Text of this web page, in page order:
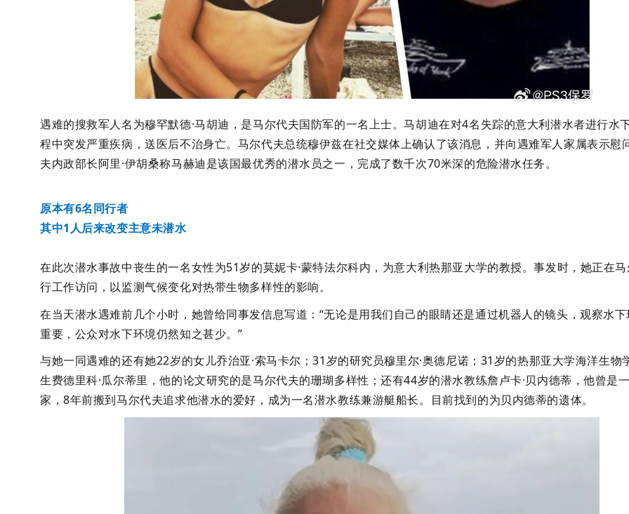
遇难的搜救军人名为穆罕默德·马胡迪，是马尔代夫国防军的一名上士。马胡迪在对4名失踪的意大利潜水者进行水
程中突发严重疾病，送医后不治身亡。马尔代夫总统穆伊兹在社交媒体上确认了该消息，并向遇难军人家属表示慰
夫内政部长阿里·伊胡桑称马赫迪是该国最优秀的潜水员之一，完成了数千次70米深的危险潜水任务。
原本有6名同行者
其中1人后来改变主意未潜水
在此次潜水事故中丧生的一名女性为51岁的莫妮卡·蒙特法尔科内，为意大利热那亚大学的教授。事发时，她正在
行工作访问，以监测气候变化对热带生物多样性的影响。
在当天潜水遇难前几个小时，她曾给同事发信息写道：“无论是用我们自己的眼睛还是通过机器人的镜头，观察水
重要，公众对水下环境仍然知之甚少。”
与她一同遇难的还有她22岁的女儿乔治亚·索马卡尔；31岁的研究员穆里尔·奥德尼诺；31岁的热那亚大学海洋生物
生费德里科·瓜尔蒂里，他的论文研究的是马尔代夫的珊瑚多样性；还有44岁的潜水教练詹卢卡·贝内德蒂，他曾是
家，8年前搬到马尔代夫追求他潜水的爱好，成为一名潜水教练兼游艇船长。目前找到的为贝内德蒂的遗体。